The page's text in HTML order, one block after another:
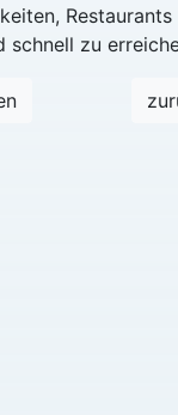
schnell zu